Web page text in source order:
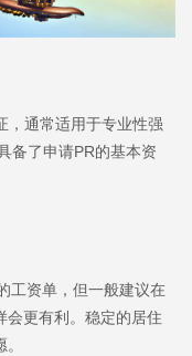
通常适用于专业性强
备了申请PR的基本资
资单，但一般建议在
会更有利。稳定的居住